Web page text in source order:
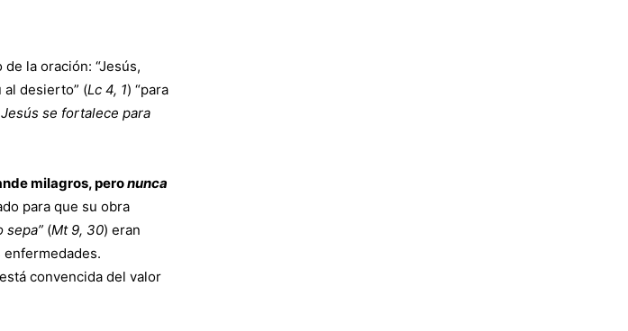
la oración: “Jesús,
desierto” (Lc 4, 1) “para
se fortalece para
milagros, peronunca
para que su obra
sepa” (Mt 9, 30) eran
convencida del valor